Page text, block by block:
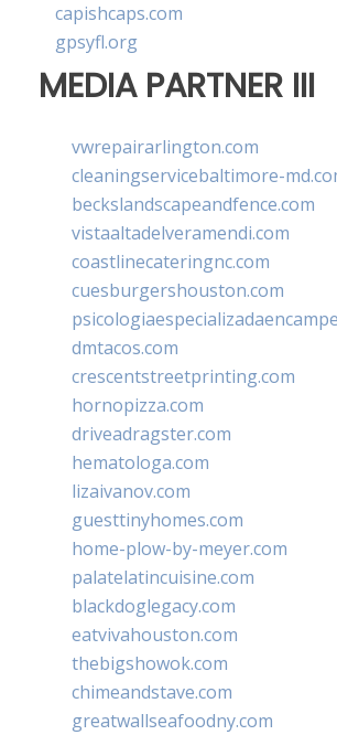
capishcaps.com
gpsyfl.org
MEDIA PARTNER III
vwrepairarlington.com
cleaningservicebaltimore-
beckslandscapeandfence.com
vistaaltadelveramendi.com
coastlinecateringnc.com
cuesburgershouston.com
dmtacos.com
crescentstreetprinting.com
hornopizza.com
driveadragster.com
hematologa.com
lizaivanov.com
guesttinyhomes.com
home-plow-by-meyer.com
palatelatincuisine.com
blackdoglegacy.com
eatvivahouston.com
thebigshowok.com
chimeandstave.com
greatwallseafoodny.com